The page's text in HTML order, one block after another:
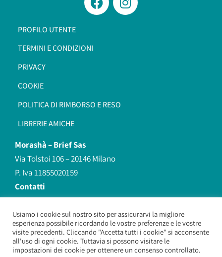
PROFILO UTENTE
TERMINI E CONDIZIONI
PRIVACY
COOKIE
POLITICA DI RIMBORSO E RESO
LIBRERIE AMICHE
Morashà –Brief Sas
Via Tolstoi 106 – 20146 Milano
P. Iva 11855020159
Contatti
redazione@morasha.it
339 8596707
(anche Whatsapp)
Usiamo i cookie sul nostro sito per assicurarvi la migliore
esperienza possibile ricordando le vostre preferenze e le vostre
visite precedenti. Cliccando "Accetta tutti i cookie" si acconsente
all'uso di ogni cookie. Tuttavia si possono visitare le
impostazioni dei cookie per ottenere un consenso controllato.